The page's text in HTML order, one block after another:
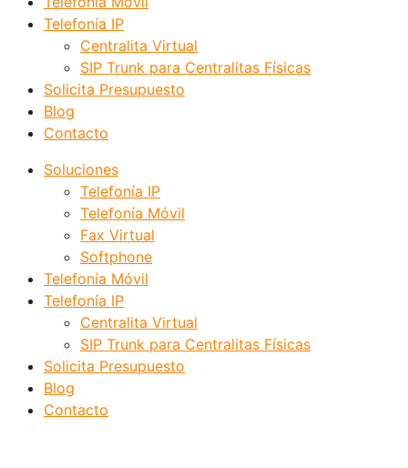
Telefonía IP
Centralita Virtual
SIP Trunk para Centralitas Físicas
Solicita Presupuesto
Blog
Contacto
Soluciones
Telefonía IP
Telefonía Móvil
Fax Virtual
Softphone
Telefonía Móvil
Telefonía IP
Centralita Virtual
SIP Trunk para Centralitas Físicas
Solicita Presupuesto
Blog
Contacto